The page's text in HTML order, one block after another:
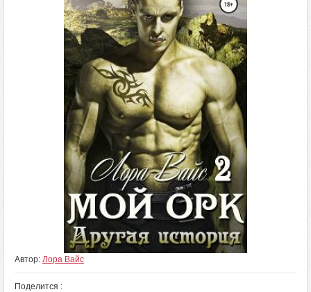
Автор: Лора Вайс
Поделится :